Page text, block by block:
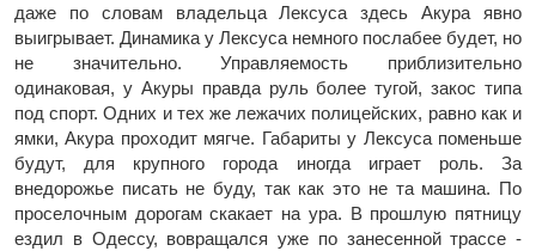
даже по словам владельца Лексуса здесь Акура явно
выигрывает. Динамика у Лексуса немного послабее будет, но
не значительно. Управляемость приблизительно
одинаковая, у Акуры правда руль более тугой, закос типа
под спорт. Одних и тех же лежачих полицейских, равно как и
ямки, Акура проходит мягче. Габариты у Лексуса поменьше
будут, для крупного города иногда играет роль. За
внедорожье писать не буду, так как это не та машина. По
проселочным дорогам скакает на ура. В прошлую пятницу
ездил в Одессу, вовращался уже по занесенной трассе -